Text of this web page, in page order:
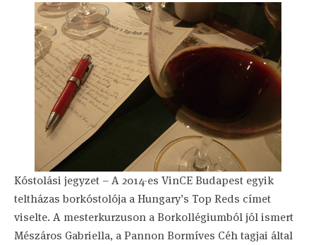
Kóstolási jegyzet – A 2014-es VinCE Budapest egyik
teltházas borkóstolója a Hungary’s Top Reds címet
viselte. A mesterkurzuson a Borkollégiumból jól ismert
Mészáros Gabriella, a Pannon Bormíves Céh tagjai által